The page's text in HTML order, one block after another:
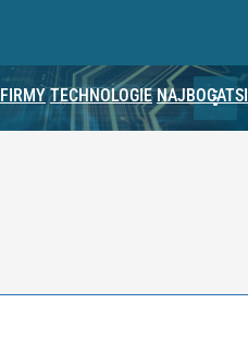
FIRMY TECHNOLOGIE NAJBOGATSI